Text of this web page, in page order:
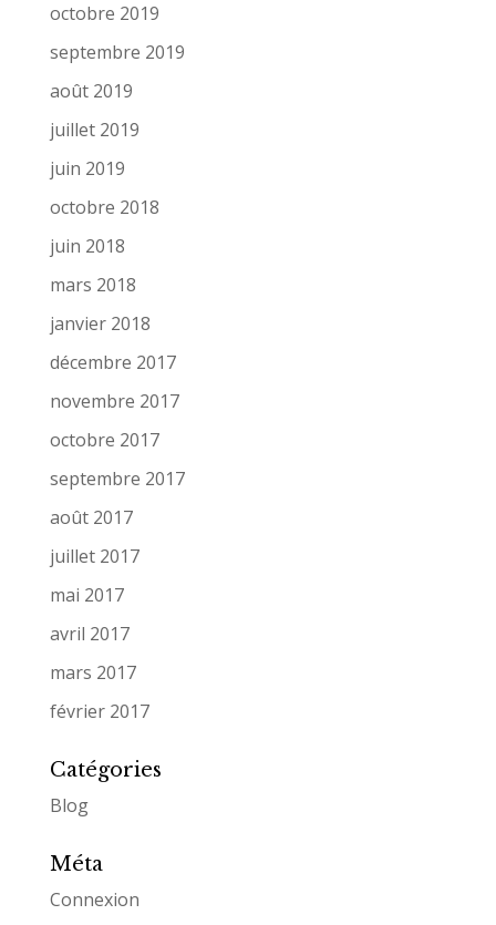
octobre 2019
septembre 2019
août 2019
juillet 2019
juin 2019
octobre 2018
juin 2018
mars 2018
janvier 2018
décembre 2017
novembre 2017
octobre 2017
septembre 2017
août 2017
juillet 2017
mai 2017
avril 2017
mars 2017
février 2017
Catégories
Blog
Méta
Connexion